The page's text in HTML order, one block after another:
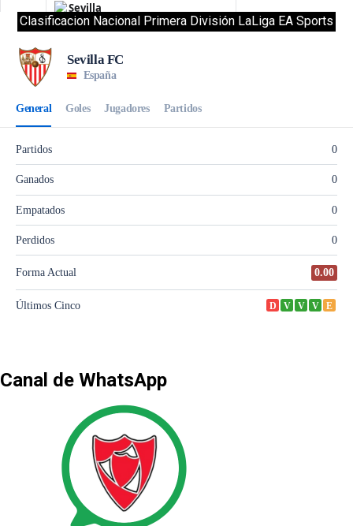
Clasificacion Nacional Primera División LaLiga EA Sports
Canal de WhatsApp